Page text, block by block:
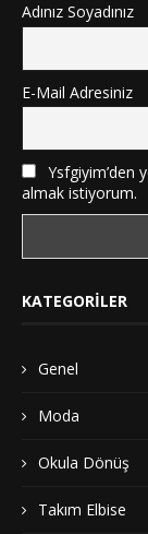
Adınız Soyadınız
E-Mail Adresiniz
Ysfgiyim’den
almak istiyorum.
KATEGORILER
Genel
Moda
Okula Dönüş
Takım Elbise